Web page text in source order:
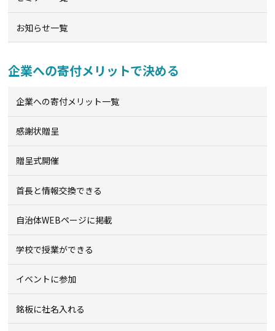
お知らせ一覧
企業への寄付メリットで決める
企業への寄付メリット一覧
感謝状贈呈
贈呈式開催
首長と情報交換できる
自治体WEBページに掲載
学校で授業ができる
イベントに参加
銘板に社名入れる